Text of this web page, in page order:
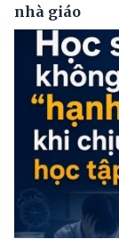
nhà giáo